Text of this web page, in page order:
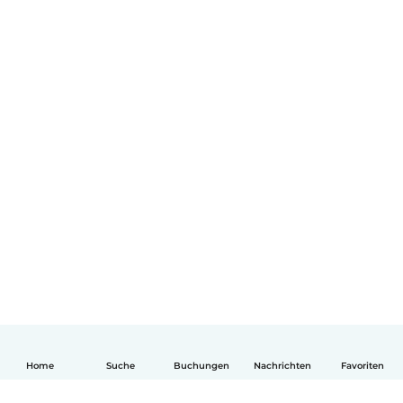
Home Suche Buchungen Nachrichten Favoriten